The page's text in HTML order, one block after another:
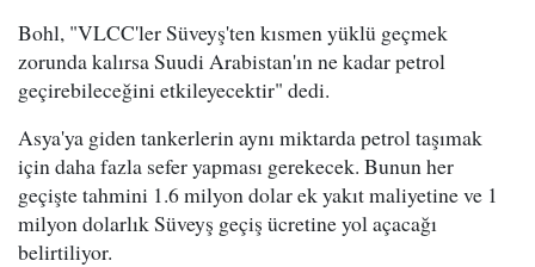
Bohl, "VLCC'ler Süveyş'ten kısmen yüklü geçmek
zorunda kalırsa Suudi Arabistan'ın ne kadar petrol
geçirebileceğini etkileyecektir" dedi.
Asya'ya giden tankerlerin aynı miktarda petrol taşımak
için daha fazla sefer yapması gerekecek. Bunun her
geçişte tahmini 1.6 milyon dolar ek yakıt maliyetine ve 1
milyon dolarlık Süveyş geçiş ücretine yol açacağı
belirtiliyor.